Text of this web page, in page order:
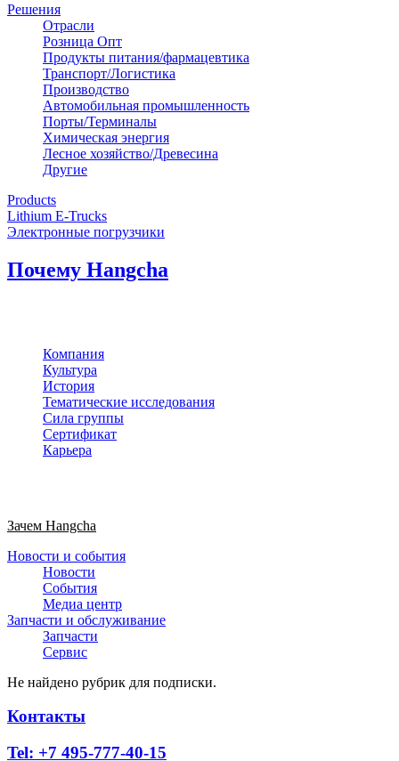
Решения
Отрасли
Розница Опт
Продукты питания/фармацевтика
Транспорт/Логистика
Производство
Автомобильная промышленность
Порты/Терминалы
Химическая энергия
Лесное хозяйство/Древесина
Другие
Products
Lithium E-Trucks
Электронные погрузчики
Почему Hangcha
Компания
Культура
История
Тематические исследования
Сила группы
Сертификат
Карьера
Зачем Hangcha
Новости и события
Новости
События
Медиа центр
Запчасти и обслуживание
Запчасти
Сервис
Не найдено рубрик для подписки.
Контакты
Tel: +7 495-777-40-15